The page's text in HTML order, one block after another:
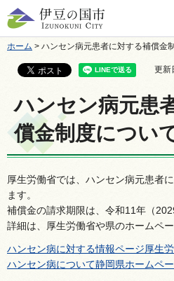
伊豆の国市
ホーム > ハンセン病元患者に対する補償金
更新
ハンセン病元患
償金制度につい
厚生労働省では、ハンセン病元患者
ます。
補償金の請求期限は、令和11年（
詳細は、厚生労働省や県のホームペ
ハンセン病に対する情報ページ厚生
ハンセン病について静岡県ホームペ